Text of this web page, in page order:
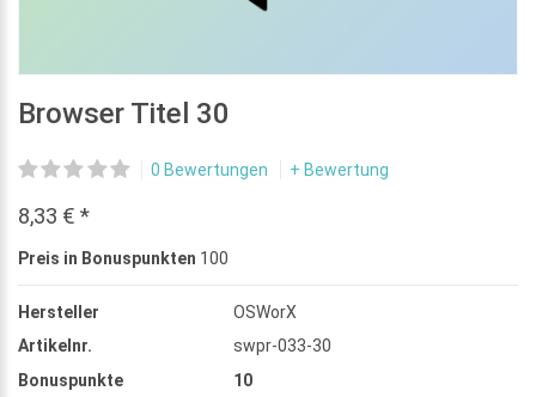
Browser Titel 30
0 Bewertungen + Bewertung
8,33 € *
Preis in Bonuspunkten 100
Hersteller
OSWorX
Artikelnr.
swpr-033-30
Bonuspunkte
10